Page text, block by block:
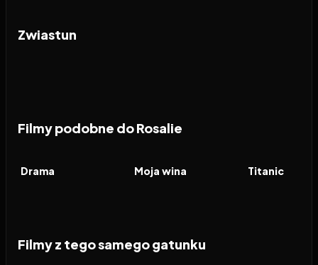
Zwiastun
Filmy podobne do Rosalie
FILM
Drama FILM
Moja wina FILM
Titanic
Filmy z tego samego gatunku